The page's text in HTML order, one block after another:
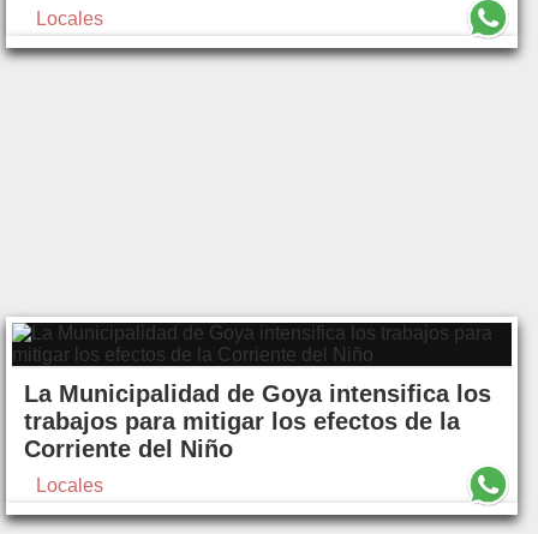
Locales
La Municipalidad de Goya intensifica los
trabajos para mitigar los efectos de la
Corriente del Niño
Locales